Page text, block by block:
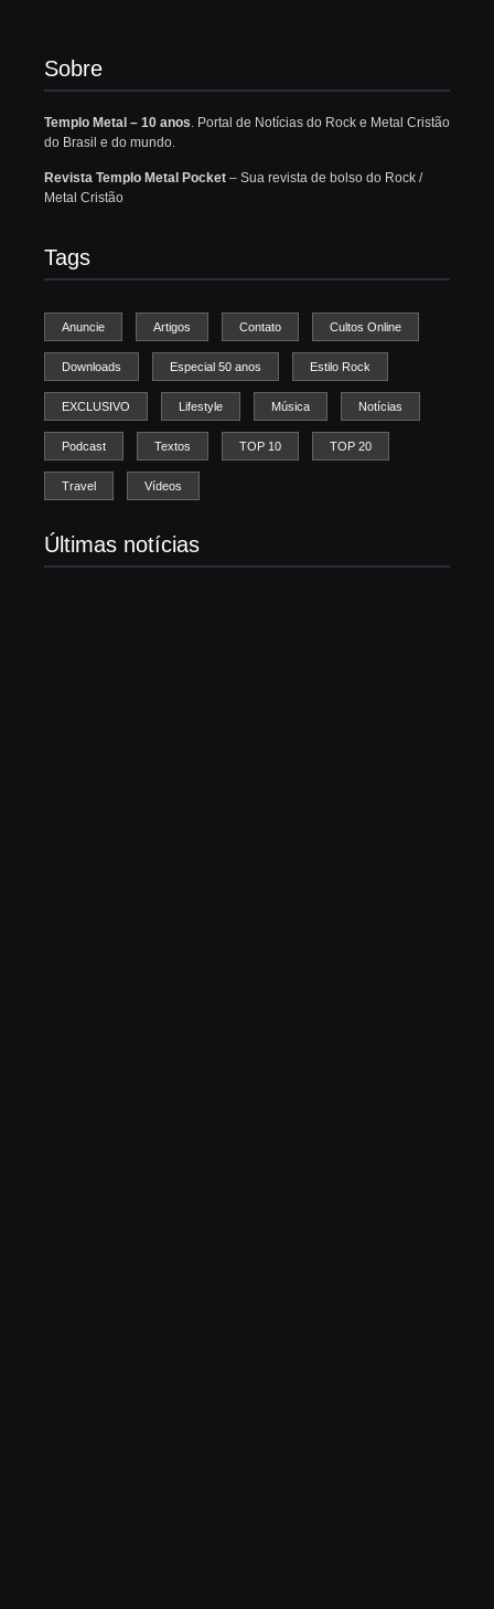
Sobre
Templo Metal – 10 anos. Portal de Notícias do Rock e Metal Cristão
do Brasil e do mundo.
Revista Templo Metal Pocket – Sua revista de bolso do Rock /
Metal Cristão
Tags
Anuncie Artigos Contato Cultos Online
Downloads Especial 50 anos Estilo Rock
EXCLUSIVO Lifestyle Música Notícias
Podcast Textos TOP 10 TOP 20
Travel Vídeos
Últimas notícias